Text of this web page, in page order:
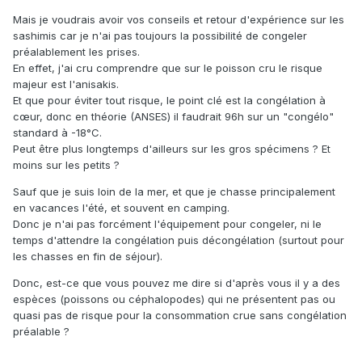
Mais je voudrais avoir vos conseils et retour d'expérience sur les
sashimis car je n'ai pas toujours la possibilité de congeler
préalablement les prises.
En effet, j'ai cru comprendre que sur le poisson cru le risque
majeur est l'anisakis.
Et que pour éviter tout risque, le point clé est la congélation à
cœur, donc en théorie (ANSES) il faudrait 96h sur un "congélo"
standard à -18°C.
Peut être plus longtemps d'ailleurs sur les gros spécimens ? Et
moins sur les petits ?
Sauf que je suis loin de la mer, et que je chasse principalement
en vacances l'été, et souvent en camping.
Donc je n'ai pas forcément l'équipement pour congeler, ni le
temps d'attendre la congélation puis décongélation (surtout pour
les chasses en fin de séjour).
Donc, est-ce que vous pouvez me dire si d'après vous il y a des
espèces (poissons ou céphalopodes) qui ne présentent pas ou
quasi pas de risque pour la consommation crue sans congélation
préalable ?